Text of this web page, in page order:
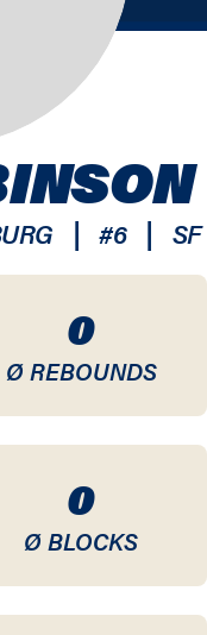
0
Ø REBOUNDS
0
Ø BLOCKS
| #6 | SF